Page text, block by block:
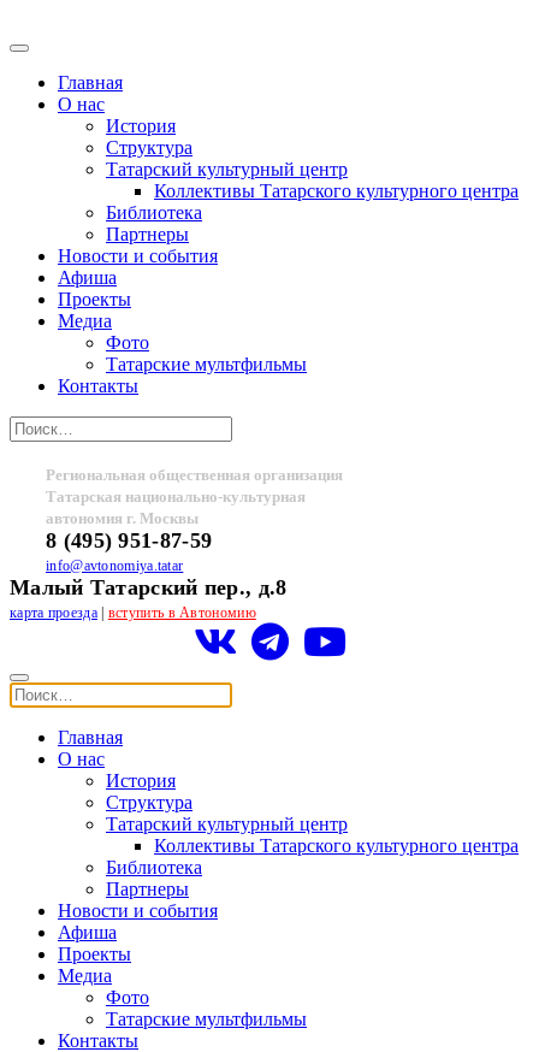
Главная
О нас
История
Структура
Татарский культурный центр
Коллективы Татарского культурного центра
Библиотека
Партнеры
Новости и события
Афиша
Проекты
Медиа
Фото
Татарские мультфильмы
Контакты
Региональная общественная организация
Татарская национально-культурная
автономия г. Москвы
8 (495) 951-87-59
info@avtonomiya.tatar
Малый Татарский пер., д.8
карта проезда| вступить в Автономию
Главная
О нас
История
Структура
Татарский культурный центр
Коллективы Татарского культурного центра
Библиотека
Партнеры
Новости и события
Афиша
Проекты
Медиа
Фото
Татарские мультфильмы
Контакты